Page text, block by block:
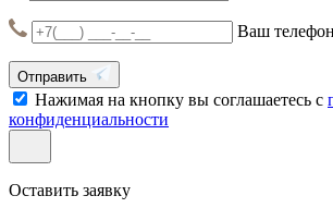
Ваш телефон
Отправить
Нажимая на кнопку вы соглашаетесь с
конфиденциальности
Оставить заявку